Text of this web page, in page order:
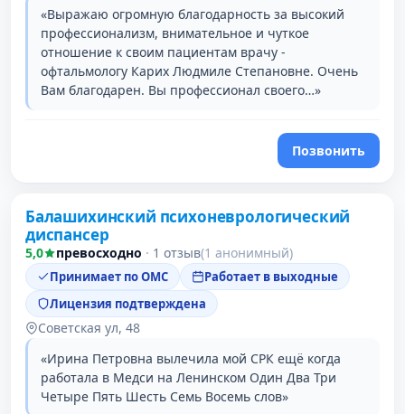
«Выражаю огромную благодарность за высокий
профессионализм, внимательное и чуткое
отношение к своим пациентам врачу -
офтальмологу Карих Людмиле Степановне. Очень
Вам благодарен. Вы профессионал своего…»
Позвонить
Балашихинский психоневрологический
диспансер
5,0 превосходно · 1 отзыв(1 анонимный)
Принимает по ОМС
Работает в выходные
Лицензия подтверждена
Советская ул, 48
«Ирина Петровна вылечила мой СРК ещё когда
работала в Медси на Ленинском Один Два Три
Четыре Пять Шесть Семь Восемь слов»